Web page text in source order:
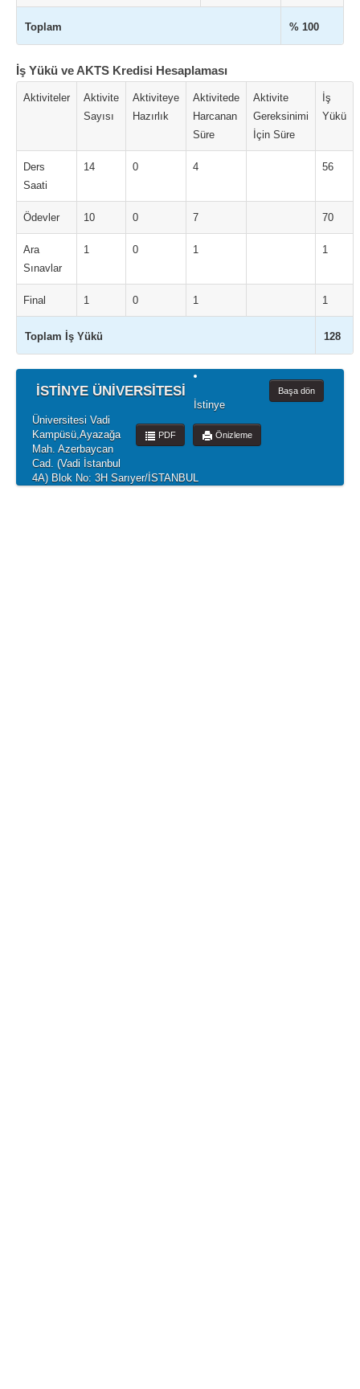
Toplam % 100
İş Yükü ve AKTS Kredisi Hesaplaması
Aktiviteler
Aktivite
Sayısı
Aktiviteye
Hazırlık
Aktivitede
Harcanan
Süre
Aktivite
Gereksinimi
İçin Süre
İş
Yükü
Ders
Saati
14 0 4 56
Ödevler 10 0 7 70
Ara
Sınavlar
1 0 1 1
Final 1 0 1 1
Toplam İş Yükü 128
İSTİNYE ÜNİVERSİTESİ Başa dön
Önizleme
PDF
İstinye
Üniversitesi Vadi
Kampüsü,Ayazağa
Mah. Azerbaycan
Cad. (Vadi İstanbul
4A) Blok No: 3H Sarıyer/İSTANBUL